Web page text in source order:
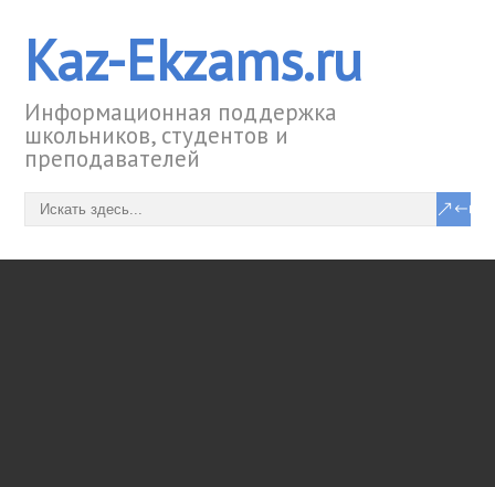
Kaz-Ekzams.ru
Информационная поддержка
школьников, студентов и
преподавателей